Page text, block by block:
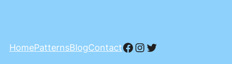
HomePatternsBlogContactFacebook
Instagram
Twitter